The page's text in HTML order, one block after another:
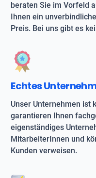
beraten Sie im Vorfeld
Ihnen ein
Preis. Bei uns gibt es
Echtes
Unser Unternehmen ist
garantieren Ihnen
eigenständiges
MitarbeiterInnen und
Kunden verweisen.